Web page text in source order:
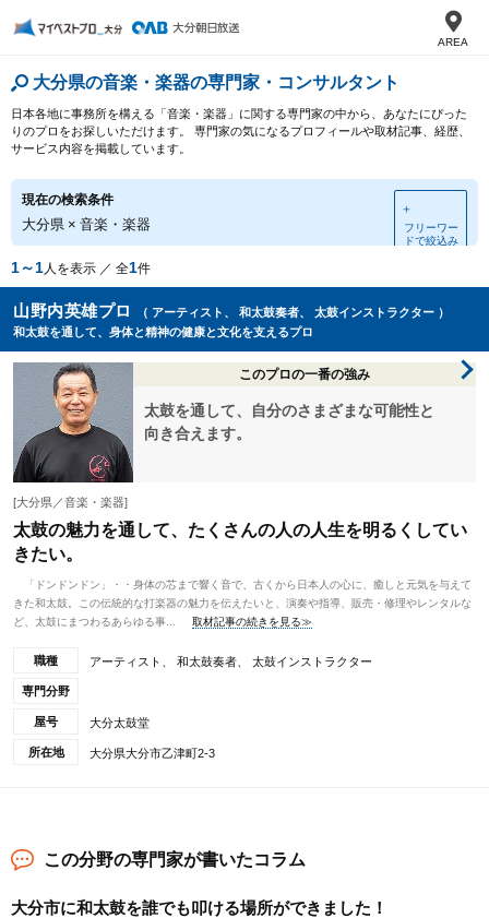
AREA
大分県の音楽・楽器の専門家・コンサルタント
日本各地に事務所を構える「音楽・楽器」に関する専門家の中から、あなたにぴった
りのプロをお探しいただけます。 専門家の気になるプロフィールや取材記事、経歴、
サービス内容を掲載しています。
現在の検索条件
大分県 × 音楽・楽器
＋
フリーワー
ドで絞込み
1～1人を表示 ／ 全1件
山野内英雄プロ
（ アーティスト、 和太鼓奏者、 太鼓インストラクター ）
和太鼓を通して、身体と精神の健康と文化を支えるプロ
このプロの一番の強み
太鼓を通して、自分のさまざまな可能性と
向き合えます。
[大分県／音楽・楽器]
太鼓の魅力を通して、たくさんの人の人生を明るくしてい
きたい。
「ドンドンドン」・・身体の芯まで響く音で、古くから日本人の心に、癒しと元気を与えて
きた和太鼓。この伝統的な打楽器の魅力を伝えたいと、演奏や指導、販売・修理やレンタルな
ど、太鼓にまつわるあらゆる事...
取材記事の続きを見る≫
職種 アーティスト、 和太鼓奏者、 太鼓インストラクター
専門分野
屋号 大分太鼓堂
所在地 大分県大分市乙津町2-3
この分野の専門家が書いたコラム
大分市に和太鼓を誰でも叩ける場所ができました！